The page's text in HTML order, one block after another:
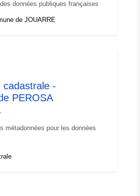
données publiques françaises
de JOUARRE
cadastrale -
PEROSA
métadonnées pour les données